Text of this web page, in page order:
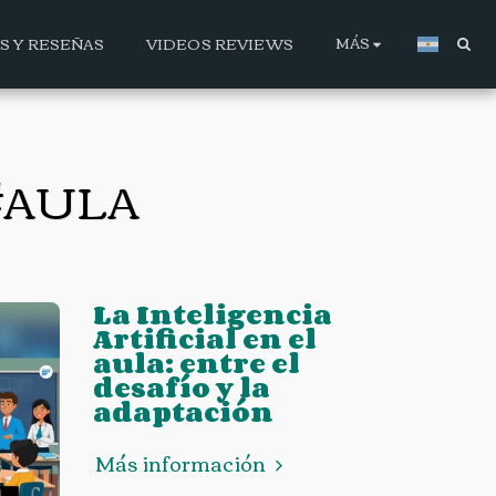
Y RESEÑAS VIDEOS REVIEWS MÁS
La Inteligencia
Artificial en el
aula: entre el
desafío y la
adaptación
Más información